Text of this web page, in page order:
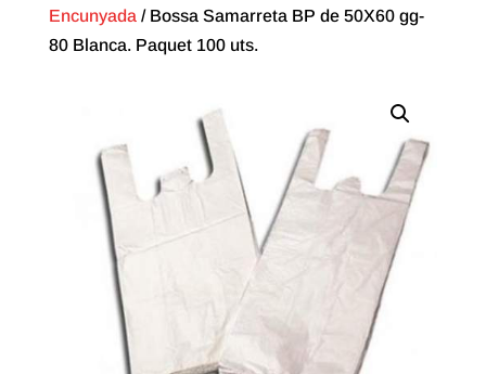
Encunyada / Bossa Samarreta BP de 50X60 gg-
80 Blanca. Paquet 100 uts.